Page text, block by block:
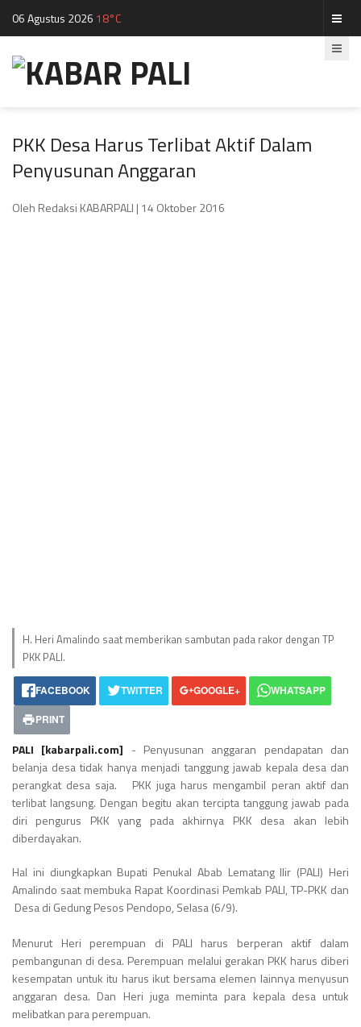
06 Agustus 2026 18°C
PKK Desa Harus Terlibat Aktif Dalam
Penyusunan Anggaran
Oleh Redaksi KABARPALI | 14 Oktober 2016
H. Heri Amalindo saat memberikan sambutan pada rakor dengan TP
PKK PALI.
FACEBOOK TWITTER GOOGLE+
WHATSAPP
PRINT
PALI [kabarpali.com] - Penyusunan anggaran pendapatan dan
belanja desa tidak hanya menjadi tanggung jawab kepala desa dan
perangkat desa saja. PKK juga harus mengambil peran aktif dan
terlibat langsung. Dengan begitu akan tercipta tanggung jawab pada
diri pengurus PKK yang pada akhirnya PKK desa akan lebih
diberdayakan.
Hal ini diungkapkan Bupati Penukal Abab Lematang Ilir (PALI) Heri
Amalindo saat membuka Rapat Koordinasi Pemkab PALI, TP-PKK dan
Desa di Gedung Pesos Pendopo, Selasa (6/9).
Menurut Heri perempuan di PALI harus berperan aktif dalam
pembangunan di desa. Perempuan melalui gerakan PKK harus diberi
kesempatan untuk itu harus ikut bersama elemen lainnya menyusun
anggaran desa. Dan Heri juga meminta para kepala desa untuk
melibatkan para perempuan.